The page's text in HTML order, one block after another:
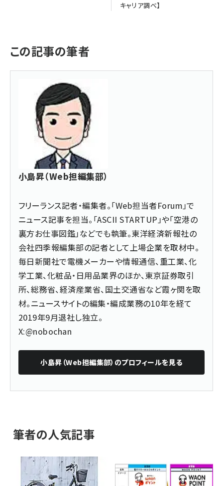
キャリア調べ】
この記事の筆者
小島昇（Web担編集部）
フリーランス記者・編集者。「Web担当者Forum」で
ニュース記事を担当。「ASCII STARTUP」や「空港の
裏方お仕事図鑑」などでも執筆。東洋経済新報社の
会社四季報編集部の記者として上場企業を取材中。
毎日新聞社で電機メーカーや情報通信、重工業、化
学工業、化粧品・日用品業界のほか、東京証券取引
所、総務省、経済産業省、国土交通省など霞ヶ関を取
材。ニュースサイトの編集・編成業務の10年を経て
2019年9月退社し独立。
X:@nobochan
小島昇（Web担編集部） のプロフィールを見る
筆者の人気記事